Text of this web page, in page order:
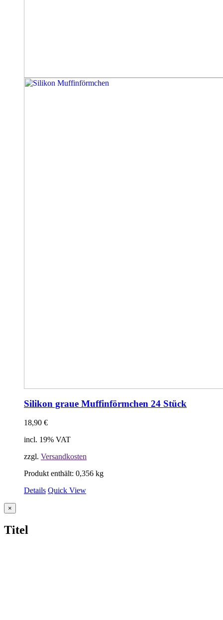
Silikon graue Muffinförmchen 24 Stück
18,90 €
incl. 19% VAT
zzgl. Versandkosten
Produkt enthält: 0,356 kg
Details Quick View
Close
product
view
×
Titel